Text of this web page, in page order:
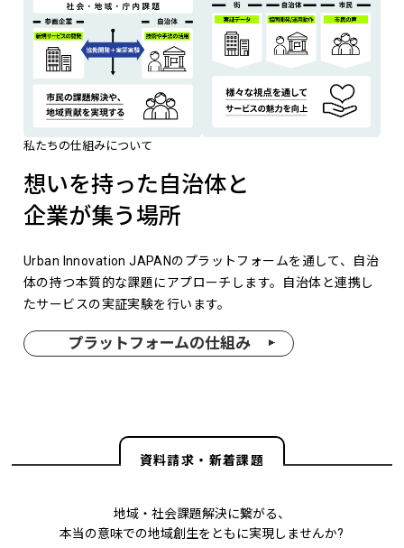
私たちの仕組みについて
想いを持った自治体と
企業が集う場所
Urban Innovation JAPANのプラットフォームを通して、自治
体の持つ本質的な課題にアプローチします。自治体と連携し
たサービスの実証実験を行います。
プラットフォームの仕組み
資料請求・新着課題
地域・社会課題解決に繋がる、
本当の意味での地域創生をともに実現しませんか?